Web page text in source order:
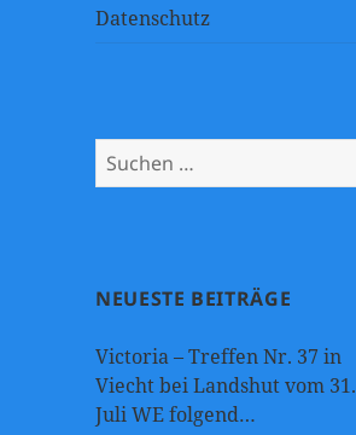
Datenschutz
Suchen
nach:
NEUESTE BEITRÄGE
Victoria – Treffen Nr. 37 in
Viecht bei Landshut vom 31.
Juli WE folgend…